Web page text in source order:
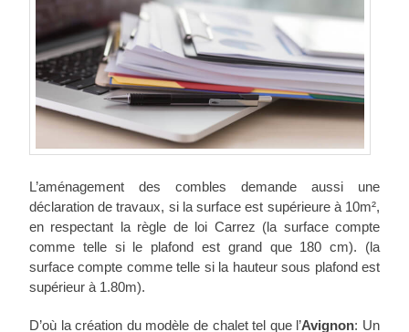
L’aménagement des combles demande aussi une
déclaration de travaux, si la surface est supérieure à 10m²,
en respectant la règle de loi Carrez (la surface compte
comme telle si le plafond est grand que 180 cm). (la
surface compte comme telle si la hauteur sous plafond est
supérieur à 1.80m).
D’où la création du modèle de chalet tel que l’Avignon: Un